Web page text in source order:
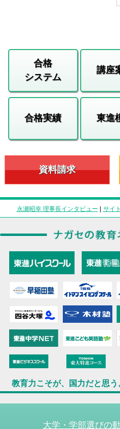
合格
システム
講座
合格実績 東進
資料請求
永瀬昭幸 理事長インタビュー | サイ
教育力こそが、国力だと思う
大学・学部選びの